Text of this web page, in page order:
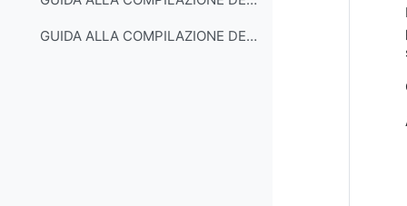
GUIDA ALLA COMPILAZIONE DEL PIANO DI STUDI PART-TIME